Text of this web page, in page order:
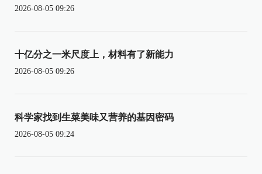
2026-08-05 09:26
十亿分之一米尺度上，材料有了新能力
2026-08-05 09:26
科学家找到生菜美味又营养的基因密码
2026-08-05 09:24